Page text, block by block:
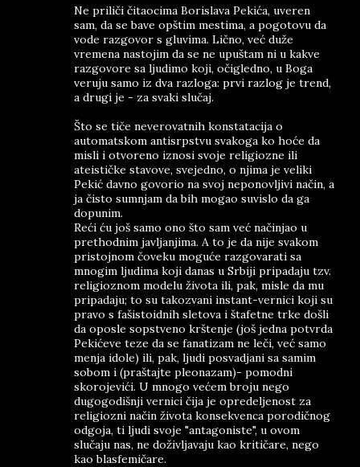
Ne priliči čitaocima Borislava Pekića, uveren
sam, da se bave opštim mestima, a pogotovu da
vode razgovor s gluvima. Lično, već duže
vremena nastojim da se ne upuštam ni u kakve
razgovore sa ljudimo koji, očigledno, u Boga
veruju samo iz dva razloga: prvi razlog je trend,
a drugi je - za svaki slučaj.
Što se tiče neverovatnih konstatacija o
automatskom antisrpstvu svakoga ko hoće da
misli i otvoreno iznosi svoje religiozne ili
ateističke stavove, svejedno, o njima je veliki
Pekić davno govorio na svoj neponovljivi način, a
ja čisto sumnjam da bih mogao suvislo da ga
dopunim.
Reći ću još samo ono što sam već načinjao u
prethodnim javljanjima. A to je da nije svakom
pristojnom čoveku moguće razgovarati sa
mnogim ljudima koji danas u Srbiji pripadaju tzv.
religioznom modelu života ili, pak, misle da mu
pripadaju; to su takozvani instant-vernici koji su
pravo s fašistoidnih sletova i štafetne trke došli
da oposle sopstveno krštenje (još jedna potvrda
Pekićeve teze da se fanatizam ne leči, već samo
menja idole) ili, pak, ljudi posvadjani sa samim
sobom i (praštajte pleonazam)- pomodni
skorojevići. U mnogo većem broju nego
dugogodišnji vernici čija je opredeljenost za
religiozni način života konsekvenca porodičnog
odgoja, ti ljudi svoje "antagoniste", u ovom
slučaju nas, ne doživljavaju kao kritičare, nego
kao blasfemičare.